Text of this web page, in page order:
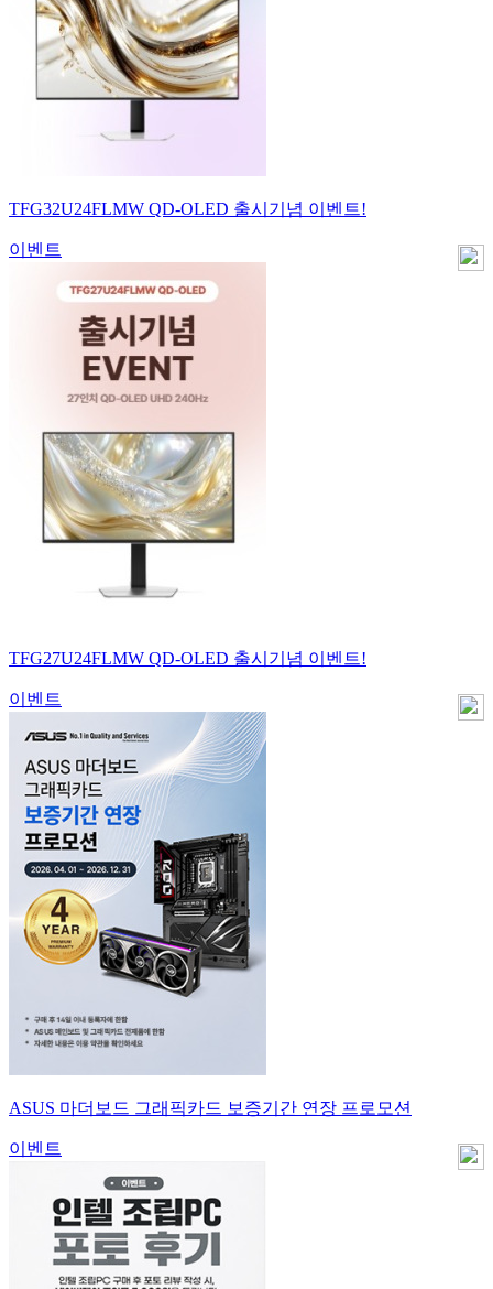
TFG32U24FLMW QD-OLED 출시기념 이벤트!
이벤트
TFG27U24FLMW QD-OLED 출시기념 이벤트!
이벤트
ASUS 마더보드 그래픽카드 보증기간 연장 프로모션
이벤트